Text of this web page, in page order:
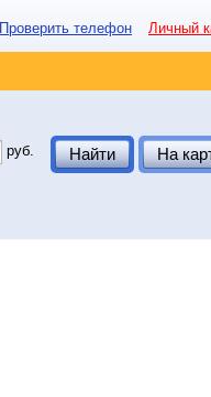
Проверить телефон Личный
руб.
Найти На